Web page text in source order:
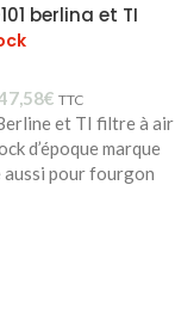
berlina et TI
€ TTC
et TI filtre à air
d’époque marque
pour fourgon